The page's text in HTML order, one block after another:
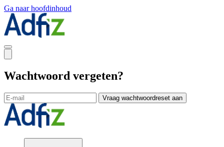
Ga naar hoofdinhoud
Wachtwoord vergeten?
Vraag wachtwoordreset aan